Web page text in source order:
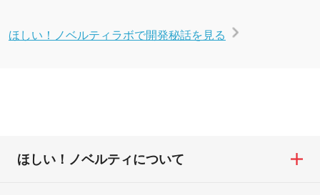
ほしい！ノベルティラボで開発秘話を見る
ほしい！ノベルティについて